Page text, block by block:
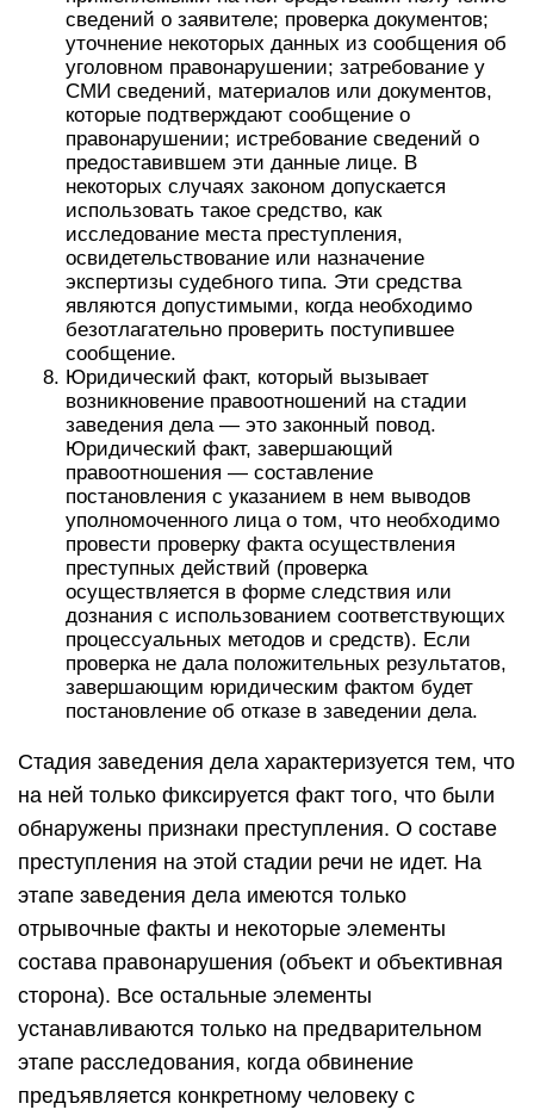
сведений о заявителе; проверка документов;
уточнение некоторых данных из сообщения об
уголовном правонарушении; затребование у
СМИ сведений, материалов или документов,
которые подтверждают сообщение о
правонарушении; истребование сведений о
предоставившем эти данные лице. В
некоторых случаях законом допускается
использовать такое средство, как
исследование места преступления,
освидетельствование или назначение
экспертизы судебного типа. Эти средства
являются допустимыми, когда необходимо
безотлагательно проверить поступившее
сообщение.
Юридический факт, который вызывает
возникновение правоотношений на стадии
заведения дела — это законный повод.
Юридический факт, завершающий
правоотношения — составление
постановления с указанием в нем выводов
уполномоченного лица о том, что необходимо
провести проверку факта осуществления
преступных действий (проверка
осуществляется в форме следствия или
дознания с использованием соответствующих
процессуальных методов и средств). Если
проверка не дала положительных результатов,
завершающим юридическим фактом будет
постановление об отказе в заведении дела.
Стадия заведения дела характеризуется тем, что
на ней только фиксируется факт того, что были
обнаружены признаки преступления. О составе
преступления на этой стадии речи не идет. На
этапе заведения дела имеются только
отрывочные факты и некоторые элементы
состава правонарушения (объект и объективная
сторона). Все остальные элементы
устанавливаются только на предварительном
этапе расследования, когда обвинение
предъявляется конкретному человеку с